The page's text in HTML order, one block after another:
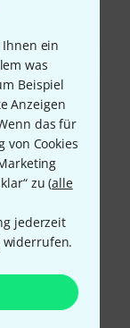
ein
was
Beispiel
Anzeigen
das für
von Cookies
zu (alle
jederzeit
widerrufen.
bezahlen